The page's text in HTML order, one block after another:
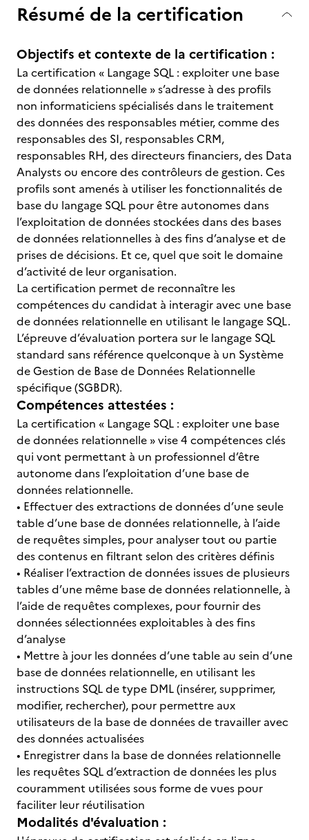
Résumé de la certification
Objectifs et contexte de la certification :
La certification « Langage SQL : exploiter une base
de données relationnelle » s’adresse à des profils
non informaticiens spécialisés dans le traitement
des données des responsables métier, comme des
responsables des SI, responsables CRM,
responsables RH, des directeurs financiers, des Data
Analysts ou encore des contrôleurs de gestion. Ces
profils sont amenés à utiliser les fonctionnalités de
base du langage SQL pour être autonomes dans
l’exploitation de données stockées dans des bases
de données relationnelles à des fins d’analyse et de
prises de décisions. Et ce, quel que soit le domaine
d’activité de leur organisation.
La certification permet de reconnaître les
compétences du candidat à interagir avec une base
de données relationnelle en utilisant le langage SQL.
L’épreuve d’évaluation portera sur le langage SQL
standard sans référence quelconque à un Système
de Gestion de Base de Données Relationnelle
spécifique (SGBDR).
Compétences attestées :
La certification « Langage SQL : exploiter une base
de données relationnelle » vise 4 compétences clés
qui vont permettant à un professionnel d’être
autonome dans l’exploitation d’une base de
données relationnelle.
• Effectuer des extractions de données d’une seule
table d’une base de données relationnelle, à l’aide
de requêtes simples, pour analyser tout ou partie
des contenus en filtrant selon des critères définis
• Réaliser l’extraction de données issues de plusieurs
tables d’une même base de données relationnelle, à
l’aide de requêtes complexes, pour fournir des
données sélectionnées exploitables à des fins
d’analyse
• Mettre à jour les données d’une table au sein d’une
base de données relationnelle, en utilisant les
instructions SQL de type DML (insérer, supprimer,
modifier, rechercher), pour permettre aux
utilisateurs de la base de données de travailler avec
des données actualisées
• Enregistrer dans la base de données relationnelle
les requêtes SQL d’extraction de données les plus
couramment utilisées sous forme de vues pour
faciliter leur réutilisation
Modalités d'évaluation :